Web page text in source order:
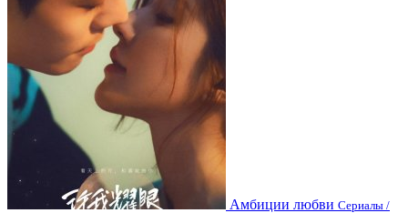
Амбиции любви Сериалы /